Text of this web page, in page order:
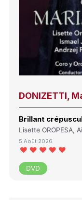
DONIZETTI,
Brillant
Lisette OROPESA,
5 Août 2026
DVD